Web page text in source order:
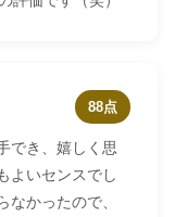
88点
でき、嬉しく思
よいセンスでし
かったので、